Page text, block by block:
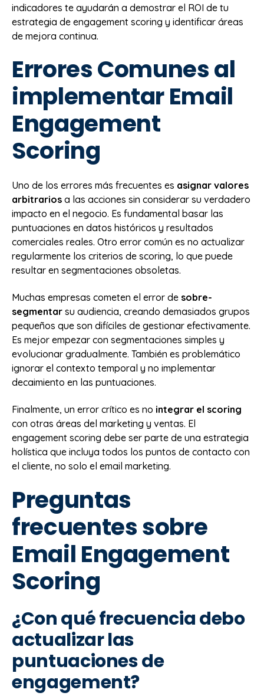
indicadores te ayudarán a demostrar el ROI de tu
estrategia de engagement scoring y identificar áreas
de mejora continua.
Errores Comunes al
implementar Email
Engagement
Scoring
Uno de los errores más frecuentes es asignar valores
arbitrarios a las acciones sin considerar su verdadero
impacto en el negocio. Es fundamental basar las
puntuaciones en datos históricos y resultados
comerciales reales. Otro error común es no actualizar
regularmente los criterios de scoring, lo que puede
resultar en segmentaciones obsoletas.
Muchas empresas cometen el error de sobre-
segmentar su audiencia, creando demasiados grupos
pequeños que son difíciles de gestionar efectivamente.
Es mejor empezar con segmentaciones simples y
evolucionar gradualmente. También es problemático
ignorar el contexto temporal y no implementar
decaimiento en las puntuaciones.
Finalmente, un error crítico es no integrar el scoring
con otras áreas del marketing y ventas. El
engagement scoring debe ser parte de una estrategia
holística que incluya todos los puntos de contacto con
el cliente, no solo el email marketing.
Preguntas
frecuentes sobre
Email Engagement
Scoring
¿Con qué frecuencia debo
actualizar las
puntuaciones de
engagement?